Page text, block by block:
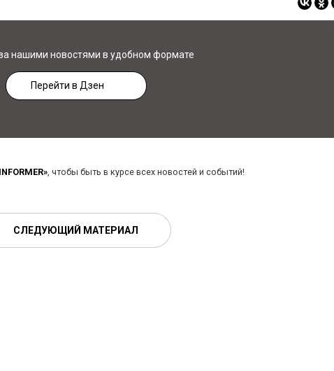
нашими новостями в удобном формате
Перейти в Дзен
, чтобы быть в курсе всех новостей и событий!
СЛЕДУЮЩИЙ МАТЕРИАЛ